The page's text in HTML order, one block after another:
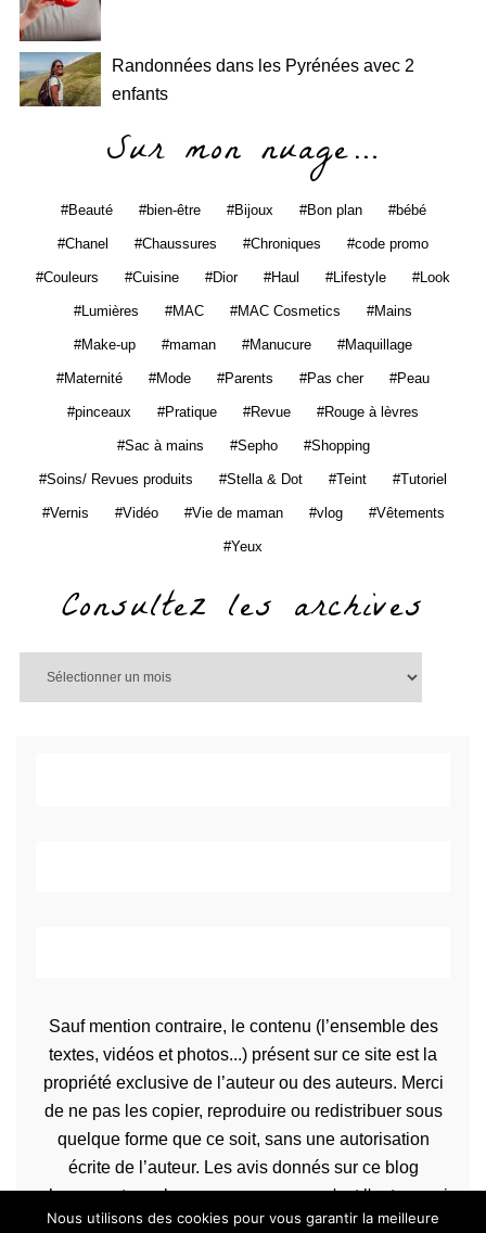
Randonnées dans les Pyrénées avec 2
enfants
Sur mon nuage…
Beauté bien-être Bijoux Bon plan bébé
Chanel Chaussures Chroniques code promo
Couleurs Cuisine Dior Haul Lifestyle Look
Lumières MAC MAC Cosmetics Mains
Make-up maman Manucure Maquillage
Maternité Mode Parents Pas cher Peau
pinceaux Pratique Revue Rouge à lèvres
Sac à mains Sepho Shopping
Soins/ Revues produits Stella & Dot Teint Tutoriel
Vernis Vidéo Vie de maman vlog Vêtements
Yeux
Consultez les archives
Sauf mention contraire, le contenu (l’ensemble des
textes, vidéos et photos...) présent sur ce site est la
propriété exclusive de l’auteur ou des auteurs. Merci
de ne pas les copier, reproduire ou redistribuer sous
quelque forme que ce soit, sans une autorisation
écrite de l’auteur. Les avis donnés sur ce blog
n’engagent que la propre personne qu'est l'auteur qui
les rédige.
Nous utilisons des cookies pour vous garantir la meilleure